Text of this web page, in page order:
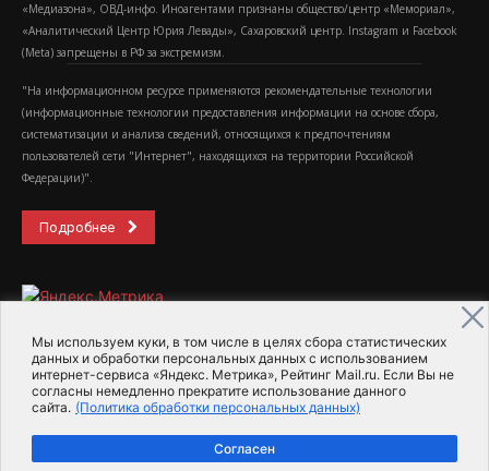
Мы используем куки, в том числе в целях сбора статистических
данных и обработки персональных данных с использованием
интернет-сервиса «Яндекс. Метрика», Рейтинг Mail.ru. Если Вы не
согласны немедленно прекратите использование данного
сайта. (Политика обработки персональных данных)
Согласен
«Медиазона», ОВД-инфо. Иноагентами признаны общество/центр «Мемориал»,
«Аналитический Центр Юрия Левады», Сахаровский центр. Instagram и Facebook
(Metа) запрещены в РФ за экстремизм.
"На информационном ресурсе применяются рекомендательные технологии
(информационные технологии предоставления информации на основе сбора,
систематизации и анализа сведений, относящихся к предпочтениям
пользователей сети "Интернет", находящихся на территории Российской
Федерации)".
Подробнее
2015-2026- Информационное агентство МедиаПоток
Для справки Об издании
Пользовательское соглашение
Политика обработки персональных данных